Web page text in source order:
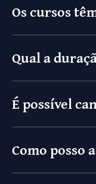
Os cursos
Qual a
É possível
Como posso